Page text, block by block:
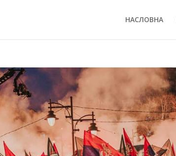
НАСЛОВНА